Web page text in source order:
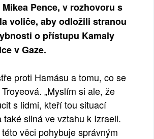
Pence, v rozhovoru s
voliče, aby odložili stranou
o přístupu Kamaly
v Gaze.
proti Hamásu a tomu, co se
„Myslím si ale, že
s lidmi, kteří tou situací
také silná ve vztahu k Izraeli.
věci pohybuje správným